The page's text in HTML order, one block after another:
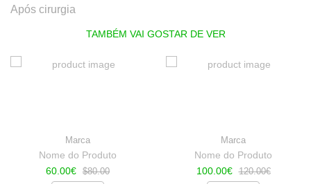
Após cirurgia
TAMBÉM VAI GOSTAR DE VER
Marca
Nome do Produto
60.00€ $80.00
Marca
Nome do Produto
100.00€ 120.00€